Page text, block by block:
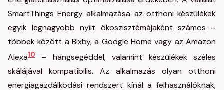
SmartThings Energy alkalmazása az otthoni készülékek
egyik legnagyobb nyílt ökoszisztémájaként számos –
többek között a Bixby, a Google Home vagy az Amazon
Alexa10
– hangsegéddel, valamint készülékek széles
skálájával kompatibilis. Az alkalmazás olyan otthoni
energiagazdálkodási rendszert kínál a felhasználóknak,